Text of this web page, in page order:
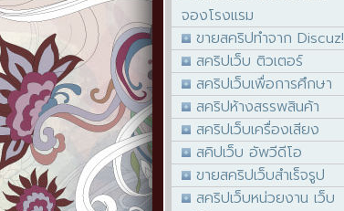
จองโรงแรม
ขายสคริปทำจาก Discuz!
สคริปเว็บ ติวเตอร์
สคริปเว็บเพื่อการศึกษา
สคริปห้างสรรพสินค้า
สคริปเว็บเครื่องเสียง
สคิปเว็บ อัพวีดีโอ
ขายสคริปเว็บสำเร็จรูป
สคริปเว็บหน่วยงาน เว็บ